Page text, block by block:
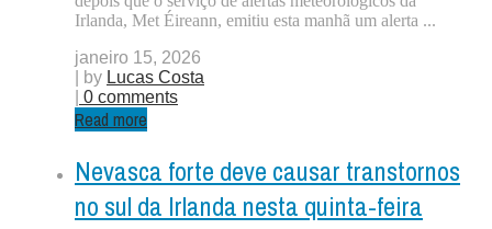
Irlanda, Met Éireann, emitiu esta manhã um alerta ...
janeiro 15, 2026
| by Lucas Costa
0 comments
Read more
Nevasca forte deve causar transtornos
no sul da Irlanda nesta quinta-feira